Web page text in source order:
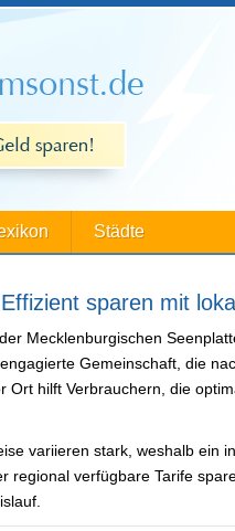
Städte
sparen mit
Mecklenburgischen
Gemeinschaft, die
hilft Verbrauchern, die
variieren stark, weshalb ein
regional verfügbare Tarife